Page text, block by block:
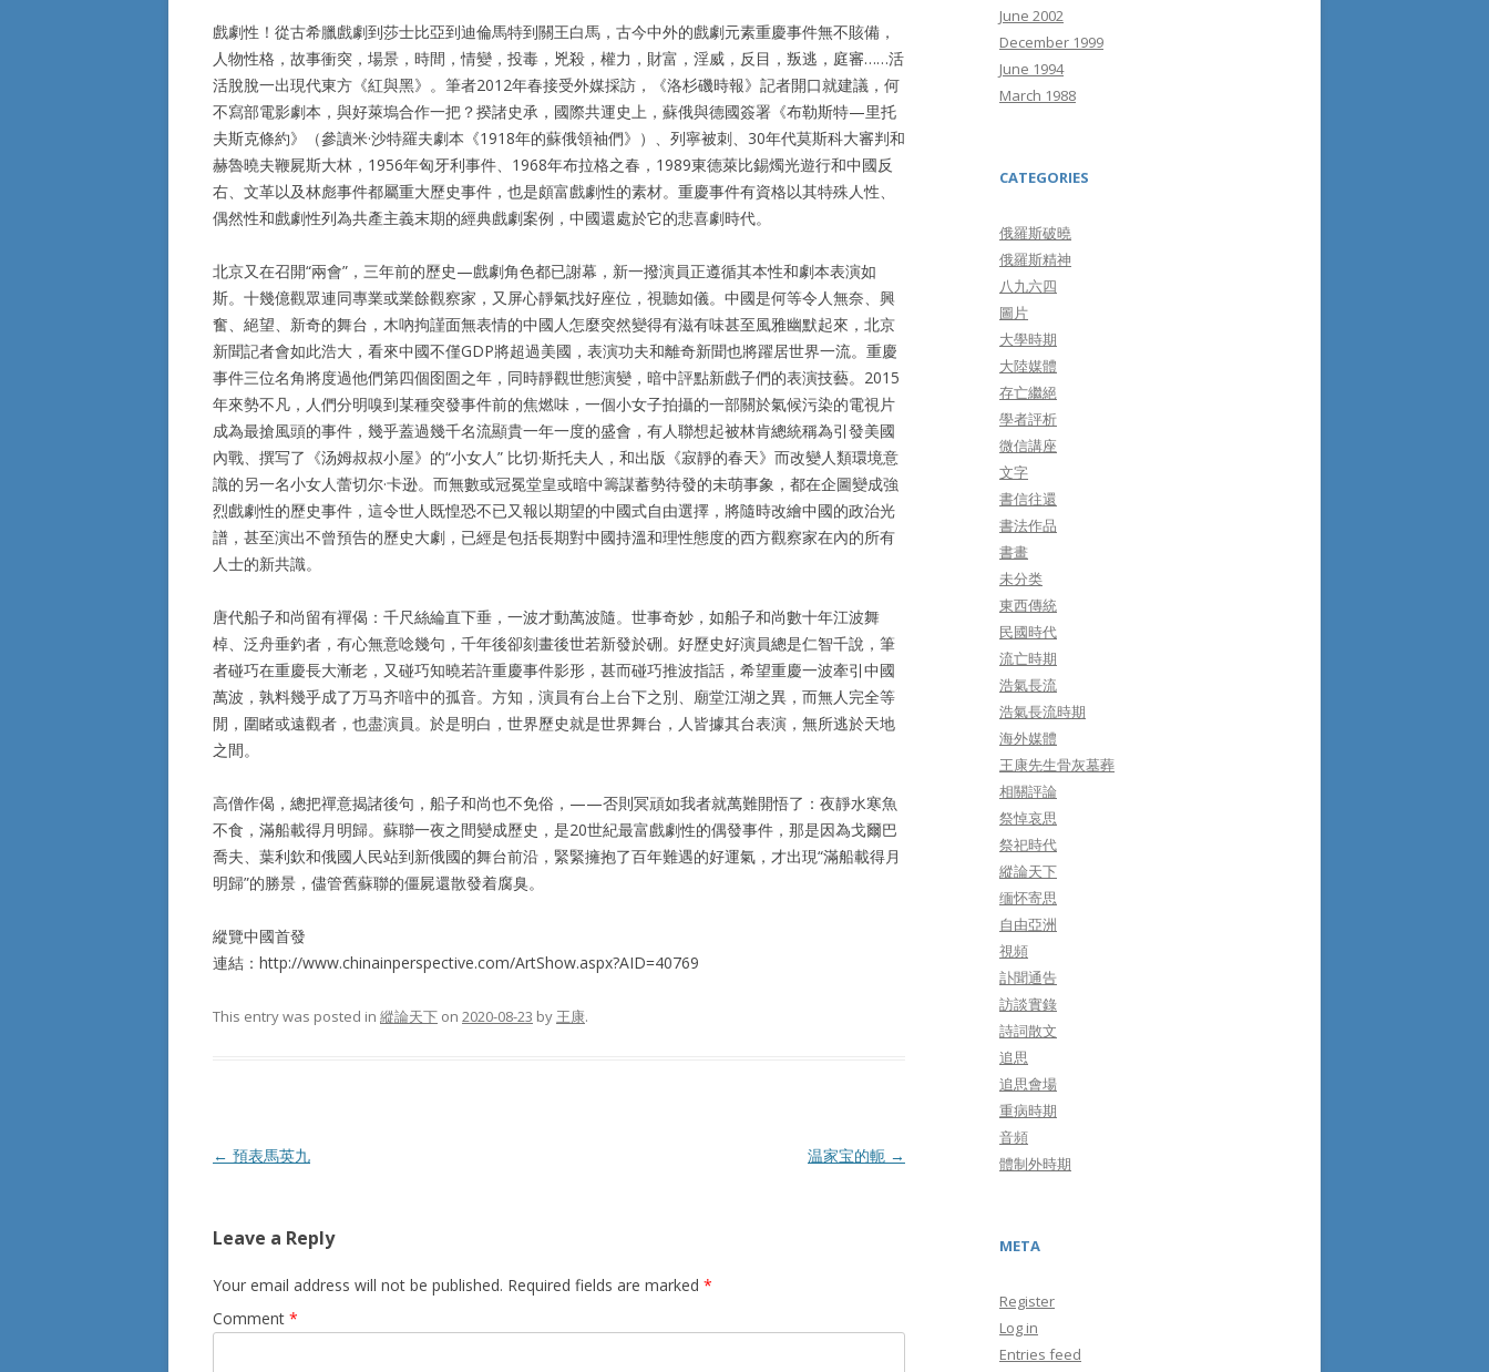
戲劇性！從古希臘戲劇到莎士比亞到迪倫馬特到關王白馬，古今中外的戲劇元素重慶事件無不賅備，
人物性格，故事衝突，場景，時間，情變，投毒，兇殺，權力，財富，淫威，反目，叛逃，庭審……活
活脫脫一出現代東方《紅與黑》。筆者2012年春接受外媒採訪，《洛杉磯時報》記者開口就建議，何
不寫部電影劇本，與好萊塢合作一把？揆諸史承，國際共運史上，蘇俄與德國簽署《布勒斯特—里托
夫斯克條約》（參讀米·沙特羅夫劇本《1918年的蘇俄領袖們》）、列寧被刺、30年代莫斯科大審判和
赫魯曉夫鞭屍斯大林，1956年匈牙利事件、1968年布拉格之春，1989東德萊比錫燭光遊行和中國反
右、文革以及林彪事件都屬重大歷史事件，也是頗富戲劇性的素材。重慶事件有資格以其特殊人性、
偶然性和戲劇性列為共產主義末期的經典戲劇案例，中國還處於它的悲喜劇時代。
北京又在召開“兩會”，三年前的歷史—戲劇角色都已謝幕，新一撥演員正遵循其本性和劇本表演如
斯。十幾億觀眾連同專業或業餘觀察家，又屏心靜氣找好座位，視聽如儀。中國是何等令人無奈、興
奮、絕望、新奇的舞台，木吶拘謹面無表情的中國人怎麼突然變得有滋有味甚至風雅幽默起來，北京
新聞記者會如此浩大，看來中國不僅GDP將超過美國，表演功夫和離奇新聞也將躍居世界一流。重慶
事件三位名角將度過他們第四個囹圄之年，同時靜觀世態演變，暗中評點新戲子們的表演技藝。2015
年來勢不凡，人們分明嗅到某種突發事件前的焦燃味，一個小女子拍攝的一部關於氣候污染的電視片
成為最搶風頭的事件，幾乎蓋過幾千名流顯貴一年一度的盛會，有人聯想起被林肯總統稱為引發美國
內戰、撰写了《汤姆叔叔小屋》的“小女人” 比切·斯托夫人，和出版《寂靜的春天》而改變人類環境意
識的另一名小女人蕾切尔·卡逊。而無數或冠冕堂皇或暗中籌謀蓄勢待發的未萌事象，都在企圖變成強
烈戲劇性的歷史事件，這令世人既惶恐不已又報以期望的中國式自由選擇，將隨時改繪中國的政治光
譜，甚至演出不曾預告的歷史大劇，已經是包括長期對中國持溫和理性態度的西方觀察家在內的所有
人士的新共識。
唐代船子和尚留有禪偈：千尺絲綸直下垂，一波才動萬波隨。世事奇妙，如船子和尚數十年江波舞
棹、泛舟垂釣者，有心無意唸幾句，千年後卻刻畫後世若新發於硎。好歷史好演員總是仁智千說，筆
者碰巧在重慶長大漸老，又碰巧知曉若許重慶事件影形，甚而碰巧推波指話，希望重慶一波牽引中國
萬波，孰料幾乎成了万马齐喑中的孤音。方知，演員有台上台下之別、廟堂江湖之異，而無人完全等
閒，圍睹或遠觀者，也盡演員。於是明白，世界歷史就是世界舞台，人皆據其台表演，無所逃於天地
之間。
高僧作偈，總把禪意揭諸後句，船子和尚也不免俗，——否則冥頑如我者就萬難開悟了：夜靜水寒魚
不食，滿船載得月明歸。蘇聯一夜之間變成歷史，是20世紀最富戲劇性的偶發事件，那是因為戈爾巴
喬夫、葉利欽和俄國人民站到新俄國的舞台前沿，緊緊擁抱了百年難遇的好運氣，才出現“滿船載得月
明歸”的勝景，儘管舊蘇聯的僵屍還散發着腐臭。
縱覽中國首發
連結：http://www.chinainperspective.com/ArtShow.aspx?AID=40769
This entry was posted in 縱論天下 on 2020-08-23 by 王康.
Post
← 預表馬英九 温家宝的軛 →
Leave a Reply
Your email address will not be published. Required fields are marked *
Comment *
June 2002
December 1999
June 1994
March 1988
CATEGORIES
俄羅斯破曉
俄羅斯精神
八九六四
圖片
大學時期
大陸媒體
存亡繼絕
學者評析
微信講座
文字
書信往還
書法作品
書畫
未分类
東西傳統
民國時代
流亡時期
浩氣長流
浩氣長流時期
海外媒體
王康先生骨灰墓葬
相關評論
祭悼哀思
祭祀時代
縱論天下
缅怀寄思
自由亞洲
視頻
訃聞通告
訪談實錄
詩詞散文
追思
追思會場
重病時期
音頻
體制外時期
META
Register
Log in
Entries feed